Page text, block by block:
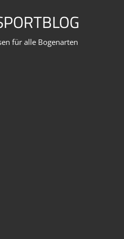
für alle Bogenarten